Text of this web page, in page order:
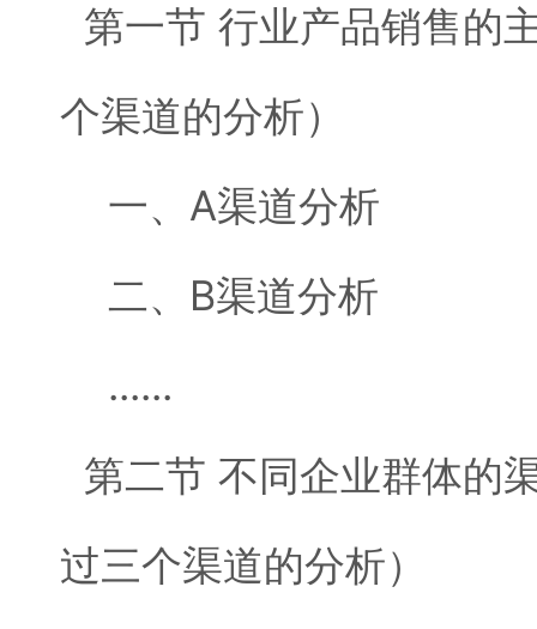
第一节 行业产品销售的
个渠道的分析）
一、A渠道分析
二、B渠道分析
......
第二节 不同企业群体的
过三个渠道的分析）